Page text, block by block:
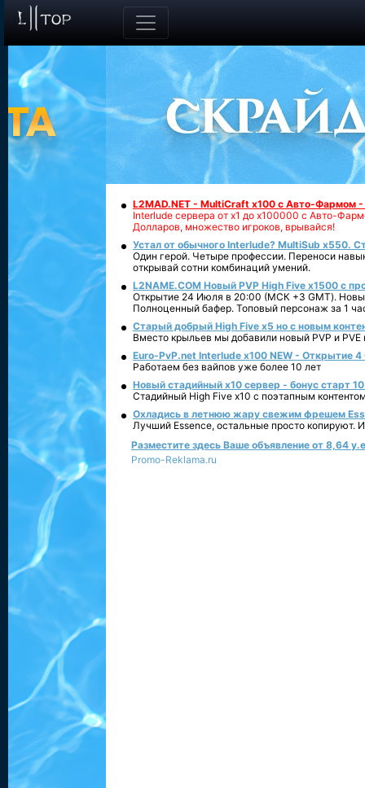
L2MAD.NET - MultiCraft x100 с Авто-Фармом
Interlude сервера от х1 до х100000 с Авто-
Долларов, множество игроков, врывайся!
Устал от обычного Interlude? MultiSub x550.
Один герой. Четыре профессии. Переноси
открывай сотни комбинаций умений.
L2NAME.COM Новый PVP High Five x1500 с
Открытие 24 Июля в 20:00 (МСК +3 GMT).
Полноценный бафер. Топовый персонаж за 1
Старый добрый High Five x5 но с новым
Вместо крыльев мы добавили новый PVP и PVE
Euro-PvP.net Interlude х100 NEW - Открытие 4
Работаем без вайпов уже более 10 лет
Новый стадийный х10 сервер - бонус старт
Стадийный High Five x10 с поэтапным
Охладись в летнюю жару свежим фрешем
Лучший Essence, остальные просто копируют.
Разместите здесь Ваше объявление от 8,64
Promo-Reklama.ru